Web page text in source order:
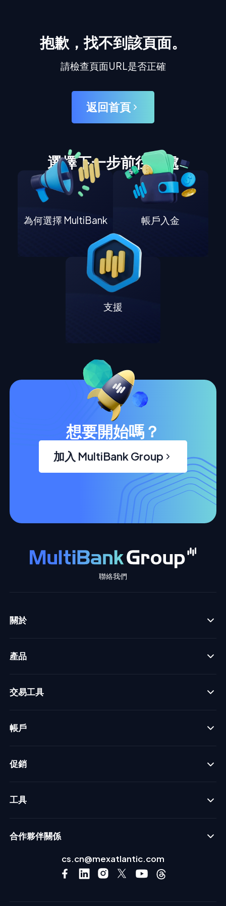
抱歉，找不到該頁面。
請檢查頁面URL是否正確
返回首頁
選擇下一步前往何處
為何選擇 MultiBank 帳戶入金
支援
想要開始嗎？
加入 MultiBank Group
聯絡我們
關於
產品
交易工具
帳戶
促銷
工具
合作夥伴關係
cs.cn@mexatlantic.com